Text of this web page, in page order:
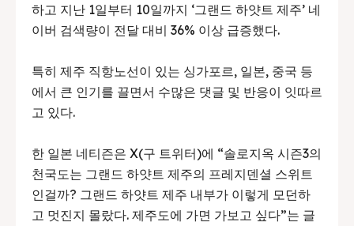
하고 지난 1일부터 10일까지 ‘그랜드 하얏트 제주’ 네
이버 검색량이 전달 대비 36% 이상 급증했다.
특히 제주 직항노선이 있는 싱가포르, 일본, 중국 등
에서 큰 인기를 끌면서 수많은 댓글 및 반응이 잇따르
고 있다.
한 일본 네티즌은 X(구 트위터)에 “솔로지옥 시즌3의
천국도는 그랜드 하얏트 제주의 프레지덴셜 스위트
인걸까? 그랜드 하얏트 제주 내부가 이렇게 모던하
고 멋진지 몰랐다. 제주도에 가면 가보고 싶다”는 글